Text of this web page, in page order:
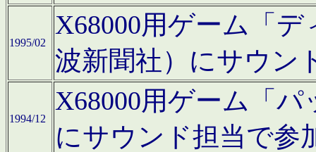
1995/02
X68000用ゲーム「
波新聞社）にサウン
1994/12
X68000用ゲーム「
にサウンド担当で参